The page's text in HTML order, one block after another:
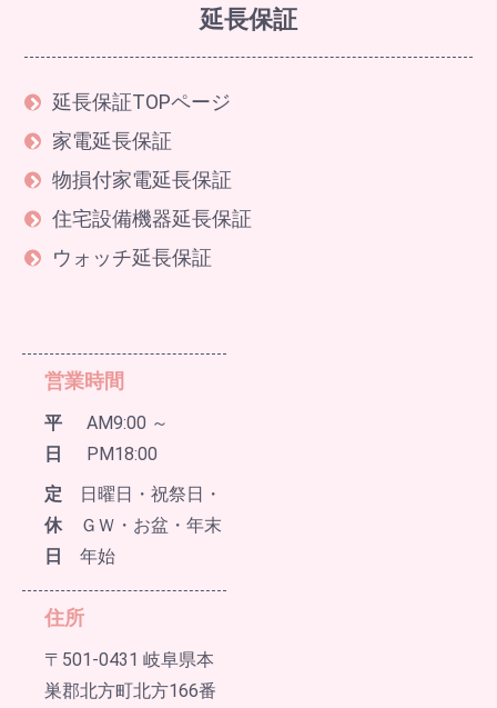
延長保証
延長保証TOPページ
家電延長保証
物損付家電延長保証
住宅設備機器延長保証
ウォッチ延長保証
営業時間
平
日
AM9:00 ～
PM18:00
定
休
日
日曜日・祝祭日・
ＧＷ・お盆・年末
年始
住所
〒501-0431 岐阜県本
巣郡北方町北方166番